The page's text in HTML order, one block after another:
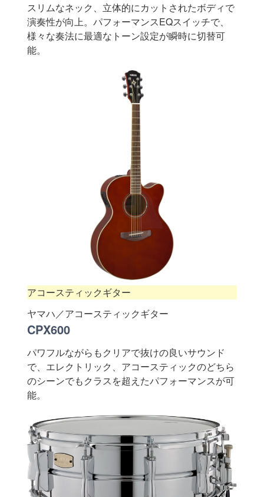
スリムなネック、立体的にカットされたボディで
演奏性が向上。パフォーマンスEQスイッチで、
様々な奏法に最適なトーン設定が瞬時に切替可
能。
アコースティックギター
ヤマハ／アコースティックギター
CPX600
パワフルながらもクリアで抜けの良いサウンド
で、エレクトリック、アコースティックのどちら
のシーンでもクラスを超えたパフォーマンスが可
能。